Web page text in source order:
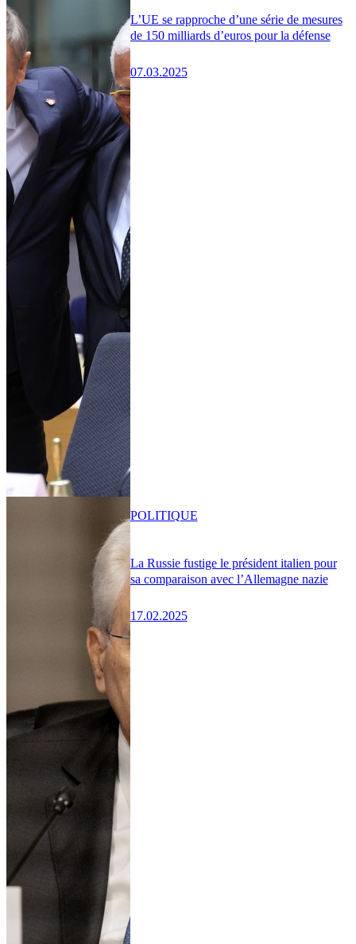
L’UE se rapproche d’une série de mesures
de 150 milliards d’euros pour la défense
07.03.2025
La Russie fustige le président italien pour
sa comparaison avec l’Allemagne nazie
17.02.2025
POLITIQUE